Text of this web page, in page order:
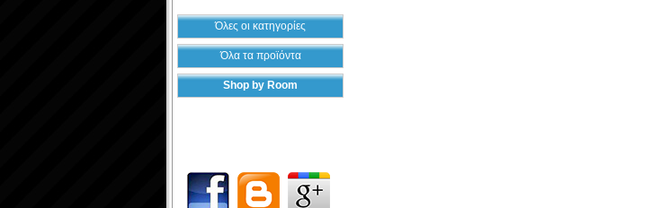
Όλες οι κατηγορίες
Όλα τα προϊόντα
Shop by Room